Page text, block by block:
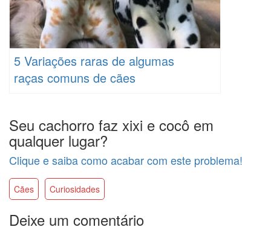
5 Variações raras de algumas
raças comuns de cães
Seu cachorro faz xixi e cocô em
qualquer lugar?
Clique e saiba como acabar com este problema!
Cães Curiosidades
Deixe um comentário